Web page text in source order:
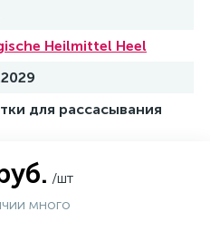
Heilmittel Heel
для рассасывания
/шт
много